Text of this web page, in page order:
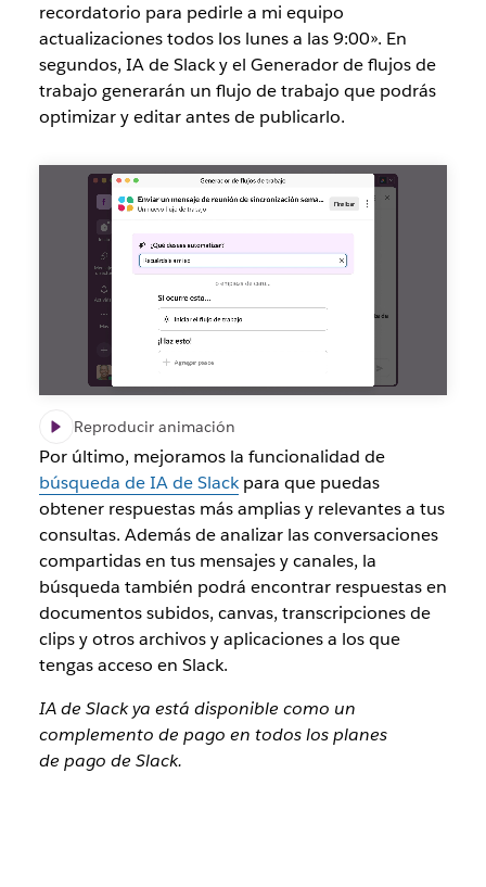
recordatorio para pedirle a mi equipo
actualizaciones todos los lunes a las 9:00». En
segundos, IA de Slack y el Generador de flujos de
trabajo generarán un flujo de trabajo que podrás
optimizar y editar antes de publicarlo.
Reproducir animación
Por último, mejoramos la funcionalidad de
búsqueda de IA de Slackpara que puedas
obtener respuestas más amplias y relevantes a tus
consultas. Además de analizar las conversaciones
compartidas en tus mensajes y canales, la
búsqueda también podrá encontrar respuestas en
documentos subidos, canvas, transcripciones de
clips y otros archivos y aplicaciones a los que
tengas acceso en Slack.
IA de Slack ya está disponible como un
complemento de pago en todos los planes
de pago de Slack.